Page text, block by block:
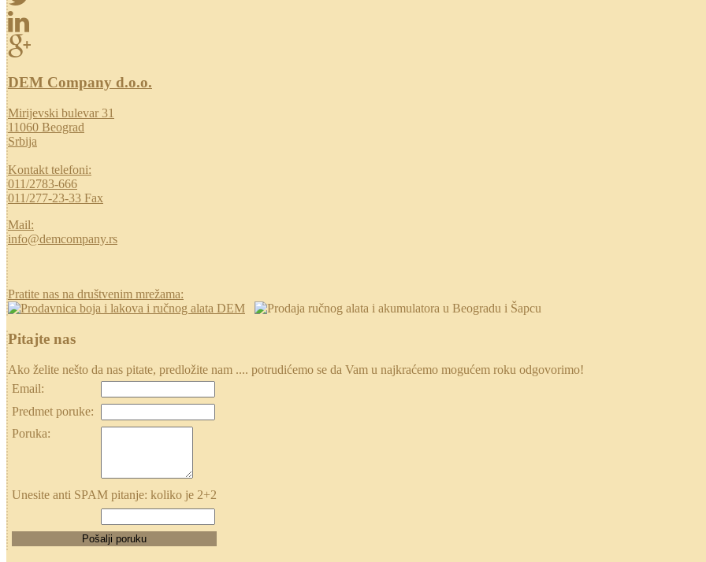
DEM Company d.o.o.
Mirijevski bulevar 31
11060 Beograd
Srbija
Kontakt telefoni:
011/2783-666
011/277-23-33 Fax
Mail:
info@demcompany.rs
Pratite nas na društvenim mrežama:
Pitajte nas
Ako želite nešto da nas pitate, predložite nam .... potrudićemo se da Vam u najkraćemo mogućem roku odgovorimo!
Email:
Predmet poruke:
Poruka:
Unesite anti SPAM pitanje: koliko je 2+2